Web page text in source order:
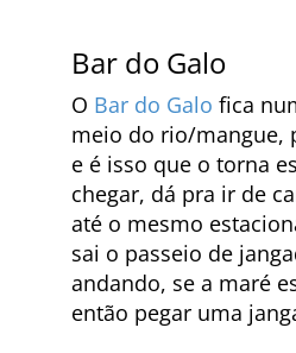
Bar do Galo
O Bar do Galo fica
meio do rio/mangue,
e é isso que o torna
chegar, dá pra ir de
até o mesmo
sai o passeio de
andando, se a maré
então pegar uma